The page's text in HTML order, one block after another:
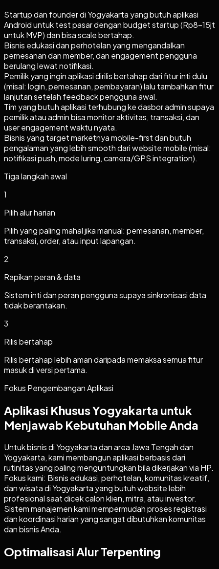
Startup dan founder di Yogyakarta yang butuh aplikasi
Android untuk test pasar dengan budget startup (Rp8-15jt
untuk MVP) dan bisa scale bertahap.
Bisnis edukasi dan perhotelan yang mengandalkan
pemesanan dan member, dan engagement pengguna
berulang lewat notifikasi.
Pemilik yang ingin aplikasi dirilis bertahap dari fitur inti dulu
(misal: login, pemesanan, pembayaran) lalu tambahkan fitur
lanjutan setelah feedback pengguna awal.
Tim yang butuh aplikasi terhubung ke dasbor admin supaya
pemilik atau admin bisa monitor aktivitas, transaksi, dan
user engagement waktu nyata.
Bisnis yang target marketnya mobile-first dan butuh
pengalaman yang lebih smooth dari website mobile (misal:
notifikasi push, mode luring, camera/GPS integration).
Tiga langkah awal
1
Pilih alur harian
Pilih yang paling mahal jika manual: pemesanan, member,
transaksi, order, atau input lapangan.
2
Rapikan peran & data
Sistem inti dan peran pengguna supaya sinkronisasi data
tidak berantakan.
3
Rilis bertahap
Rilis bertahap lebih aman daripada memaksa semua fitur
masuk di versi pertama.
Fokus Pengembangan Aplikasi
Aplikasi Khusus Yogyakarta untuk
Menjawab Kebutuhan Mobile Anda
Untuk bisnis di Yogyakarta dan area Jawa Tengah dan
Yogyakarta, kami membangun aplikasi berbasis dari
rutinitas yang paling menguntungkan bila dikerjakan via HP.
Fokus kami: Bisnis edukasi, perhotelan, komunitas kreatif,
dan wisata di Yogyakarta yang butuh website lebih
profesional saat dicek calon klien, mitra, atau investor.
Sistem manajemen kami mempermudah proses registrasi
dan koordinasi harian yang sangat dibutuhkan komunitas
dan bisnis Anda.
Optimalisasi Alur Terpenting